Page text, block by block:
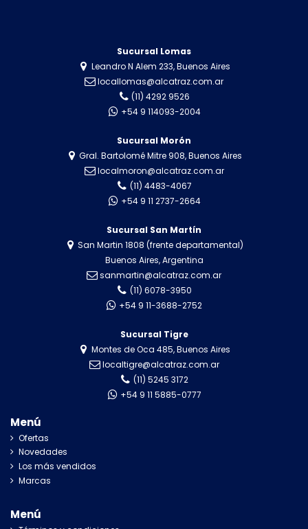
Sucursal Lomas
Leandro N Alem 233, Buenos Aires
locallomas@alcatraz.com.ar
(11) 4292 9526
+54 9 114093-2004
Sucursal Morón
Gral. Bartolomé Mitre 908, Buenos Aires
localmoron@alcatraz.com.ar
(11) 4483-4067
+54 9 11 2737-2664
Sucursal San Martín
San Martin 1808 (frente departamental)
Buenos Aires, Argentina
sanmartin@alcatraz.com.ar
(11) 6078-3950
+54 9 11-3688-2752
Sucursal Tigre
Montes de Oca 485, Buenos Aires
localtigre@alcatraz.com.ar
(11) 5245 3172
+54 9 11 5885-0777
Menú
Ofertas
Novedades
Los más vendidos
Marcas
Menú